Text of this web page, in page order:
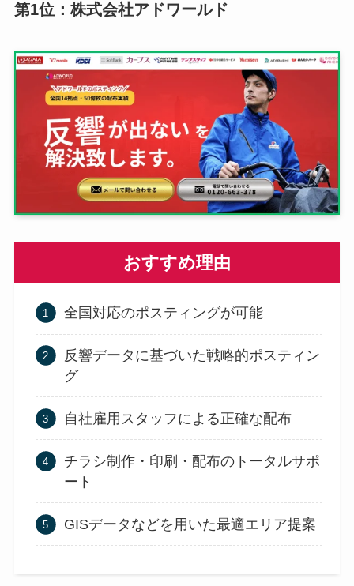
第1位：株式会社アドワールド
おすすめ理由
全国対応のポスティングが可能
反響データに基づいた戦略的ポスティン
グ
自社雇用スタッフによる正確な配布
チラシ制作・印刷・配布のトータルサポ
ート
GISデータなどを用いた最適エリア提案